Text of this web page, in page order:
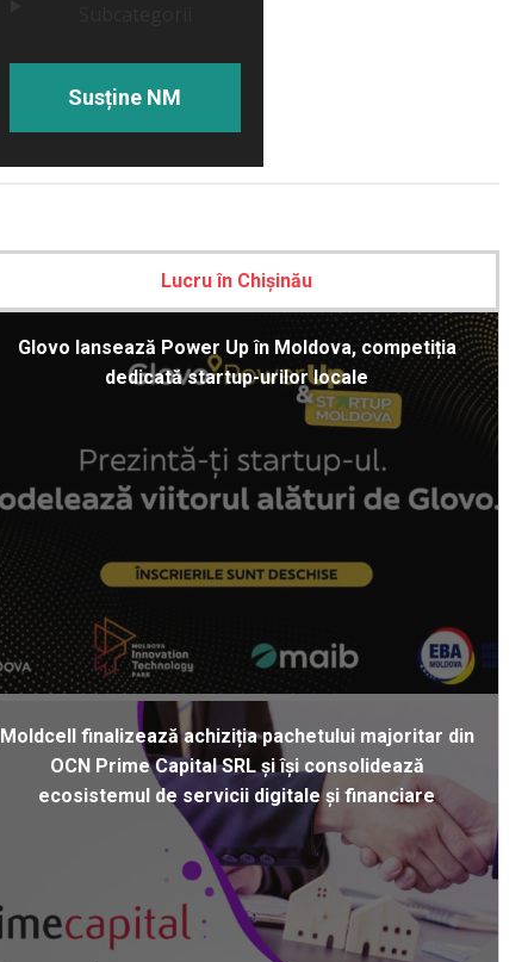
Susține NM
Lucru în Chișinău
Glovo lansează Power Up în Moldova, competiția
dedicată startup-urilor locale
Moldcell finalizează achiziția pachetului majoritar din
OCN Prime Capital SRL și își consolidează
ecosistemul de servicii digitale și financiare